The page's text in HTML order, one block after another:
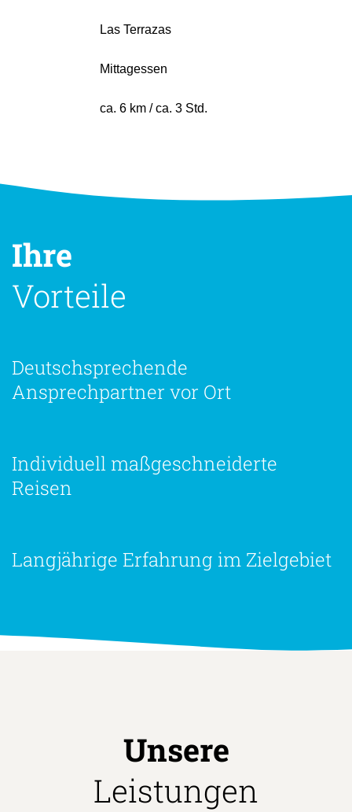
Las Terrazas
Mittagessen
ca. 6 km / ca. 3 Std.
Ihre
Vorteile
Deutschsprechende
Ansprechpartner vor Ort
Individuell maßgeschneiderte
Reisen
Langjährige Erfahrung im Zielgebiet
Unsere
Leistungen